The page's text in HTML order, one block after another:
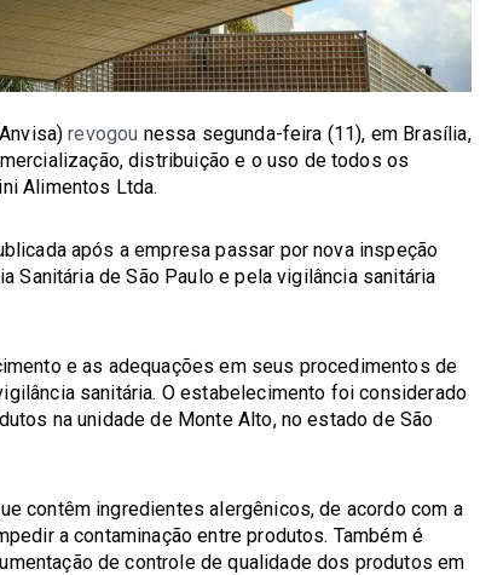
revogou nessa segunda-feira (11), em Brasília,
distribuição e o uso de todos os
Alimentos Ltda.
após a empresa passar por nova inspeção
Sanitária de São Paulo e pela vigilância sanitária
e as adequações em seus procedimentos de
sanitária. O estabelecimento foi considerado
na unidade de Monte Alto, no estado de São
contêm ingredientes alergênicos, de acordo com a
a contaminação entre produtos. Também é
de controle de qualidade dos produtos em